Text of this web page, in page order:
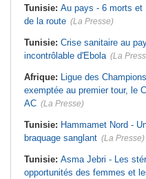
Tunisie: Au pays - 6 morts et
de la route (La Presse)
Tunisie: Crise sanitaire au
incontrôlable d'Ebola (La
Afrique: Ligue des
exemptée au premier tour, le
AC (La Presse)
Tunisie: Hammamet Nord -
braquage sanglant (La Presse)
Tunisie: Asma Jebri - Les
opportunités des femmes et